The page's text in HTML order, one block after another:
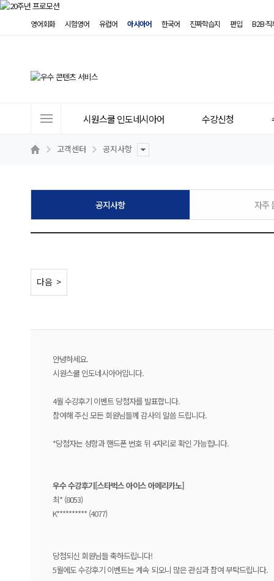
영어회화 시험영어 유럽어 아시아어 한국어 진짜학습지 편입 B2B·
트
시원스쿨 인도네시아어 수강신청
고객센터 공지사항
공지사항 자주
< 이전
다음 >
안녕하세요.
시원스쿨 인도네시아어입니다.
4월 수강후기 이벤트 당첨자를 발표합니다.
참여해 주신 모든 회원님들께 감사의 말씀 드립니다.
*당첨자는 성함과 핸드폰 번호 뒤 4자리로 확인 가능힙니다.
우수 수강후기[스타벅스 아이스 아메리카노]
최* (8053)
K********** (4077)
당첨되신 회원님들 축하드립니다!
5월에도 수강후기 이벤트는 계속 되오니 많은 관심과 참여 부탁드립니다.